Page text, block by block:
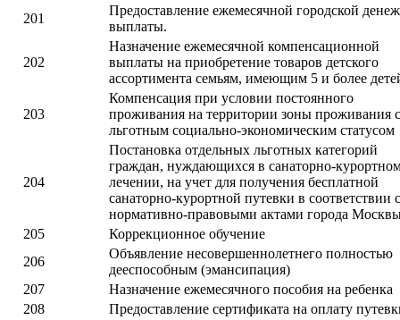
201
Предоставление ежемесячной городской
выплаты.
202
Назначение ежемесячной компенсационной
выплаты на приобретение товаров детского
ассортимента семьям, имеющим 5 и более
203
Компенсация при условии постоянного
проживания на территории зоны проживания с
льготным социально-экономическим статусом
204
Постановка отдельных льготных категорий
граждан, нуждающихся в санаторно-
лечении, на учет для получения бесплатной
санаторно-курортной путевки в соответствии с
нормативно-правовыми актами города
205
Коррекционное обучение
206
Объявление несовершеннолетнего полностью
дееспособным (эмансипация)
207
Назначение ежемесячного пособия на ребенка
208
Предоставление сертификата на оплату